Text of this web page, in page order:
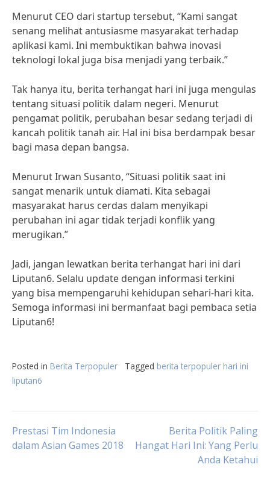
Menurut CEO dari startup tersebut, “Kami sangat
senang melihat antusiasme masyarakat terhadap
aplikasi kami. Ini membuktikan bahwa inovasi
teknologi lokal juga bisa menjadi yang terbaik.”
Tak hanya itu, berita terhangat hari ini juga mengulas
tentang situasi politik dalam negeri. Menurut
pengamat politik, perubahan besar sedang terjadi di
kancah politik tanah air. Hal ini bisa berdampak besar
bagi masa depan bangsa.
Menurut Irwan Susanto, “Situasi politik saat ini
sangat menarik untuk diamati. Kita sebagai
masyarakat harus cerdas dalam menyikapi
perubahan ini agar tidak terjadi konflik yang
merugikan.”
Jadi, jangan lewatkan berita terhangat hari ini dari
Liputan6. Selalu update dengan informasi terkini
yang bisa mempengaruhi kehidupan sehari-hari kita.
Semoga informasi ini bermanfaat bagi pembaca setia
Liputan6!
Posted in Berita Terpopuler Tagged berita terpopuler hari ini
liputan6
Post
Prestasi Tim Indonesia
dalam Asian Games 2018
Berita Politik Paling
Hangat Hari Ini: Yang Perlu
Anda Ketahui